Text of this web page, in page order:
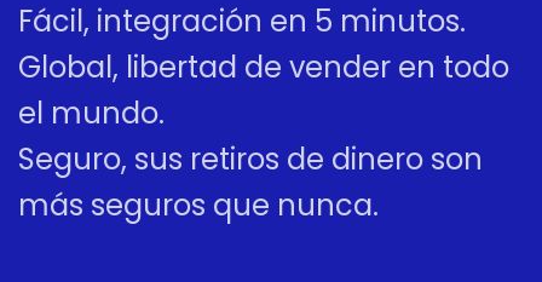
Fácil, integración en 5 minutos.
Global, libertad de vender en todo
el mundo.
Seguro, sus retiros de dinero son
más seguros que nunca.